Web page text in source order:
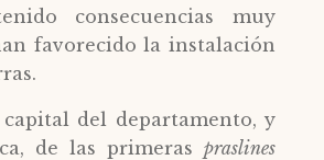
consecuencias muy
favorecido la instalación
del departamento, y
de las primeras praslines